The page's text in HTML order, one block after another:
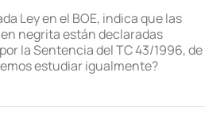
Ley en el BOE, indica que las
negrita están declaradas
la Sentencia del TC 43/1996, de
estudiar igualmente?